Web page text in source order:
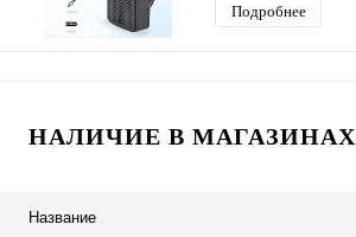
Подробнее
НАЛИЧИЕ В МАГАЗИНАХ
Название